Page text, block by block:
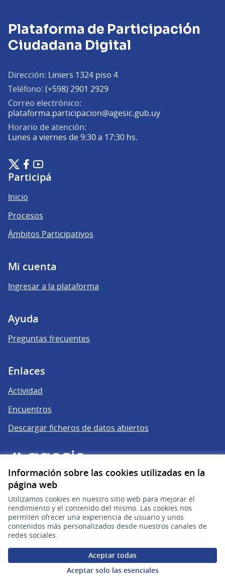
Información sobre las cookies utilizadas en la
página web
Utilizamos cookies en nuestro sitio web para mejorar el
rendimiento y el contenido del mismo. Las cookies nos
permiten ofrecer una experiencia de usuario y unos
contenidos más personalizados desde nuestros canales de
redes sociales.
Aceptar todas
Aceptar solo las esenciales
Plataforma de Participación
Ciudadana Digital
Dirección: Liniers 1324 piso 4
Teléfono: (+598) 2901 2929
Correo electrónico:
plataforma.participacion@agesic.gub.uy(Abrir en una
Horario de atención:
Lunes a viernes de 9:30 a 17:30 hs.
Plataforma de Participación Ciudadana Digital en X
(Enlace externo)
Plataforma de Participación Ciudadana Digital en Facebook
(Enlace externo)
Plataforma de Participación Ciudadana Digital en
(Enlace externo)
Participá
Inicio
Procesos
Ámbitos Participativos
Mi cuenta
Ingresar a la plataforma
Ayuda
Preguntas frecuentes
Enlaces
Actividad
Encuentros
Descargar ficheros de datos abiertos
gub.uy
(Enlace externo)
Sitio oficial de la República Oriental del Uruguay
Configuración de cookies